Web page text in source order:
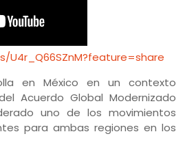
en México en un contexto
Acuerdo Global Modernizado
uno de los movimientos
para ambas regiones en los